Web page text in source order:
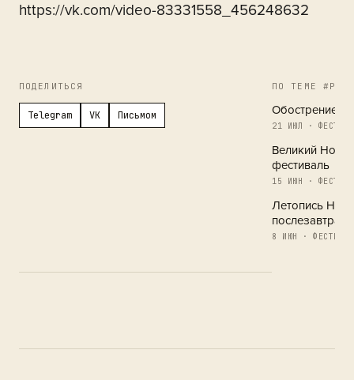
https://vk.com/video-83331558_456248632
ПОДЕЛИТЬСЯ
Telegram VK Письмом
ПО ТЕМЕ
Обострение в
21 ИЮЛ ·
Великий
фестиваль
15 ИЮН ·
Летопись
послезавтра
8 ИЮН ·